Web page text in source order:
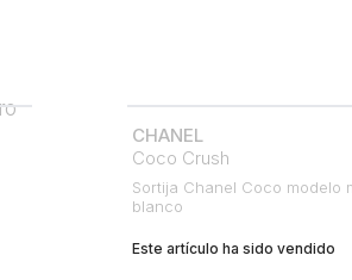
CHANEL
Coco Crush
Sortija Chanel Coco modelo
blanco
Este artículo ha sido vendido